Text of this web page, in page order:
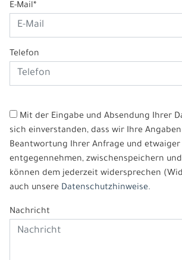
E-Mail*
Telefon
Mit der Eingabe und Absendung Ihrer
sich einverstanden, dass wir Ihre
Beantwortung Ihrer Anfrage und etwaiger
entgegennehmen, zwischenspeichern
können dem jederzeit widersprechen
auch unsere Datenschutzhinweise.
Nachricht